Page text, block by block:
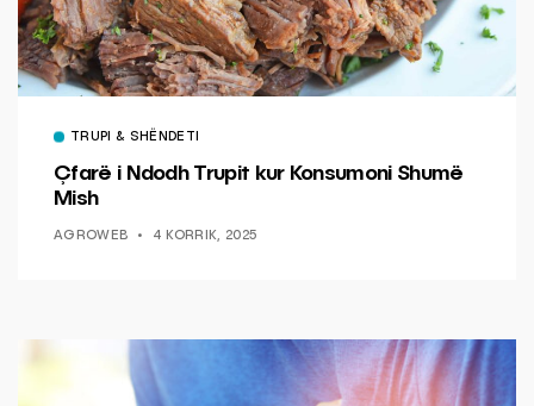
TRUPI & SHËNDETI
Çfarë i Ndodh Trupit kur Konsumoni Shumë
Mish
AGROWEB 4 KORRIK, 2025